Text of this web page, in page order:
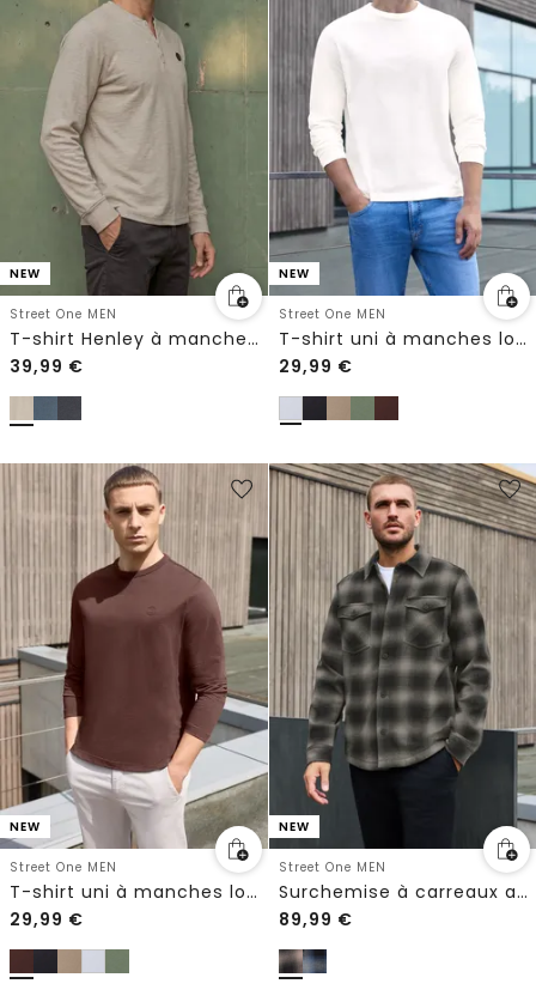
NEW
Street One MEN
T-shirt Henley à manches longues, effet chiné
39,99 €
NEW
Street One MEN
T-shirt uni à manches longues et col rond
29,99 €
NEW
Street One MEN
T-shirt uni à manches longues et col rond
29,99 €
NEW
Street One MEN
Surchemise à carreaux avec poches poitrine
89,99 €